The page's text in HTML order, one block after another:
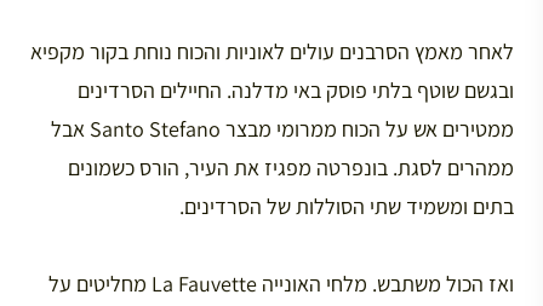
לאחר מאמץ הסרבנים עולים לאוניות והכוח נוחת בקור מקפיא
ובגשם שוטף בלתי פוסק באי מדלנה. החיילים הסרדינים
ממטירים אש על הכוח ממרומי מבצר Santo Stefano אבל
ממהרים לסגת. בונפרטה מפגיז את העיר, הורס כשמונים
בתים ומשמיד שתי הסוללות של הסרדינים.
ואז הכול משתבש. מלחי האונייה La Fauvette מחליטים על